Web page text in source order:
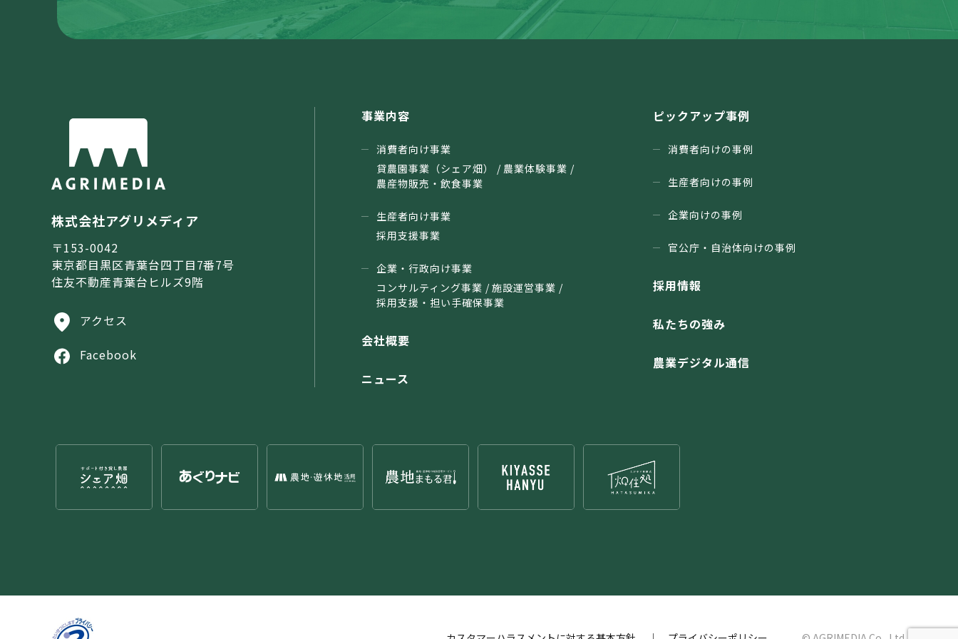
株式会社アグリメディア
〒153-0042
東京都目黒区青葉台四丁目7番7号
住友不動産青葉台ヒルズ9階
アクセス
Facebook
事業内容
消費者向け事業
貸農園事業（シェア畑） / 農業体験事業 /
農産物販売・飲食事業
生産者向け事業
採用支援事業
企業・行政向け事業
コンサルティング事業 / 施設運営事業 /
採用支援・担い手確保事業
会社概要
ニュース
ピックアップ事例
消費者向けの事例
生産者向けの事例
企業向けの事例
官公庁・⾃治体向けの事例
採用情報
私たちの強み
農業デジタル通信